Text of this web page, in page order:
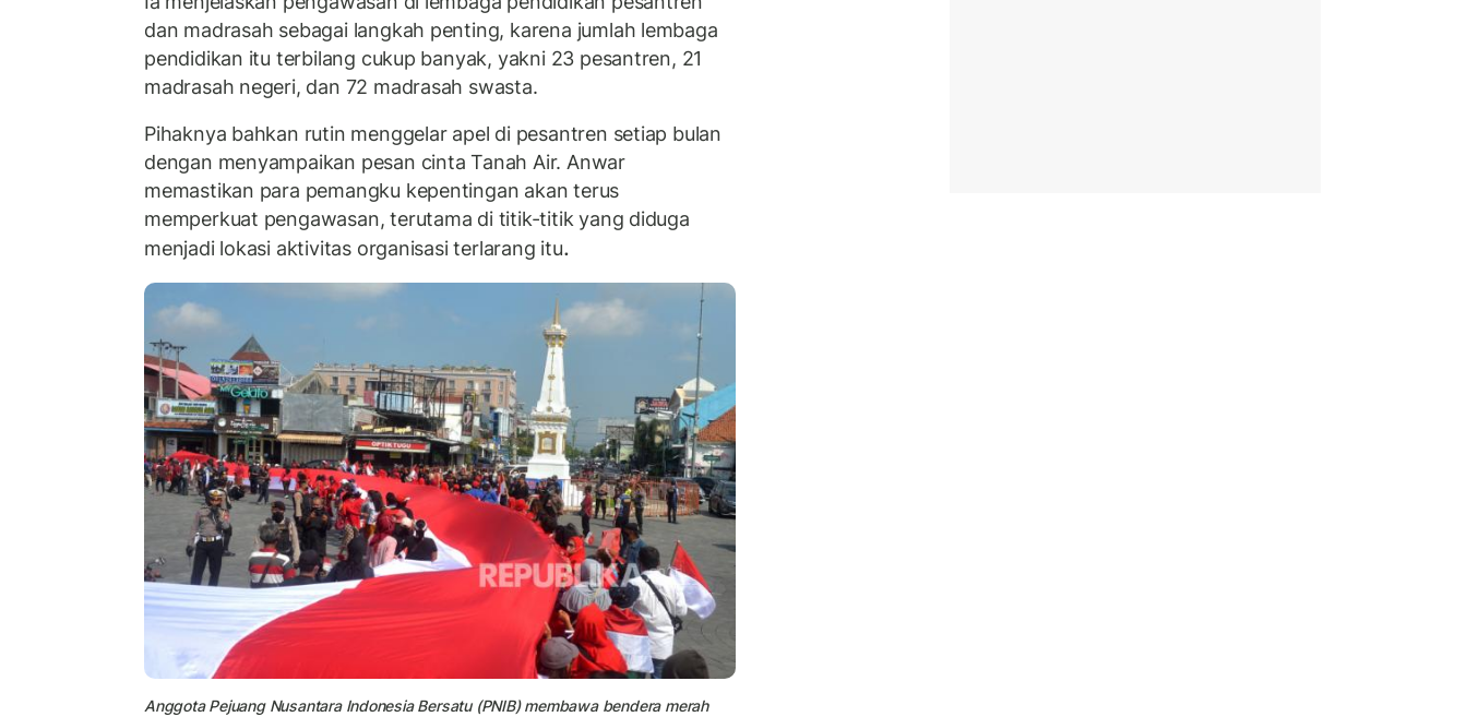
dan madrasah sebagai langkah penting, karena jumlah lembaga
pendidikan itu terbilang cukup banyak, yakni 23 pesantren, 21
madrasah negeri, dan 72 madrasah swasta.
Pihaknya bahkan rutin menggelar apel di pesantren setiap bulan
dengan menyampaikan pesan cinta Tanah Air. Anwar
memastikan para pemangku kepentingan akan terus
memperkuat pengawasan, terutama di titik-titik yang diduga
menjadi lokasi aktivitas organisasi terlarang itu.
Anggota Pejuang Nusantara Indonesia Bersatu (PNIB) membawa bendera merah